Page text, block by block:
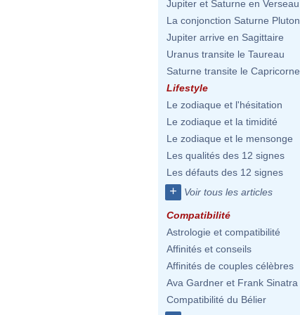
Jupiter et Saturne en Verseau
La conjonction Saturne Pluton
Jupiter arrive en Sagittaire
Uranus transite le Taureau
Saturne transite le Capricorne
Lifestyle
Le zodiaque et l'hésitation
Le zodiaque et la timidité
Le zodiaque et le mensonge
Les qualités des 12 signes
Les défauts des 12 signes
+ Voir tous les articles
Compatibilité
Astrologie et compatibilité
Affinités et conseils
Affinités de couples célèbres
Ava Gardner et Frank Sinatra
Compatibilité du Bélier